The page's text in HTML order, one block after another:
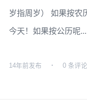
岁指周岁） 如果按农
今天！如果按公历呢...
14年前发布 0 条评论